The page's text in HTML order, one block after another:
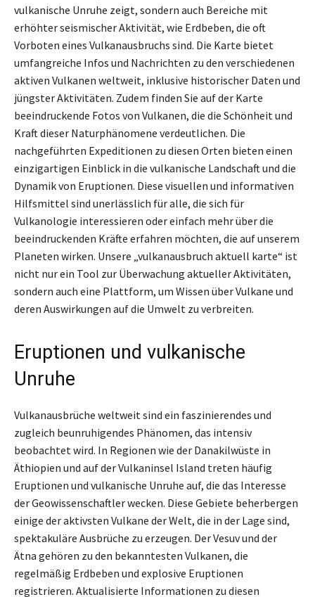
vulkanische Unruhe zeigt, sondern auch Bereiche mit
erhöhter seismischer Aktivität, wie Erdbeben, die oft
Vorboten eines Vulkanausbruchs sind. Die Karte bietet
umfangreiche Infos und Nachrichten zu den verschiedenen
aktiven Vulkanen weltweit, inklusive historischer Daten und
jüngster Aktivitäten. Zudem finden Sie auf der Karte
beeindruckende Fotos von Vulkanen, die die Schönheit und
Kraft dieser Naturphänomene verdeutlichen. Die
nachgeführten Expeditionen zu diesen Orten bieten einen
einzigartigen Einblick in die vulkanische Landschaft und die
Dynamik von Eruptionen. Diese visuellen und informativen
Hilfsmittel sind unerlässlich für alle, die sich für
Vulkanologie interessieren oder einfach mehr über die
beeindruckenden Kräfte erfahren möchten, die auf unserem
Planeten wirken. Unsere „vulkanausbruch aktuell karte“ ist
nicht nur ein Tool zur Überwachung aktueller Aktivitäten,
sondern auch eine Plattform, um Wissen über Vulkane und
deren Auswirkungen auf die Umwelt zu verbreiten.
Eruptionen und vulkanische
Unruhe
Vulkanausbrüche weltweit sind ein faszinierendes und
zugleich beunruhigendes Phänomen, das intensiv
beobachtet wird. In Regionen wie der Danakilwüste in
Äthiopien und auf der Vulkaninsel Island treten häufig
Eruptionen und vulkanische Unruhe auf, die das Interesse
der Geowissenschaftler wecken. Diese Gebiete beherbergen
einige der aktivsten Vulkane der Welt, die in der Lage sind,
spektakuläre Ausbrüche zu erzeugen. Der Vesuv und der
Ätna gehören zu den bekanntesten Vulkanen, die
regelmäßig Erdbeben und explosive Eruptionen
registrieren. Aktualisierte Informationen zu diesen